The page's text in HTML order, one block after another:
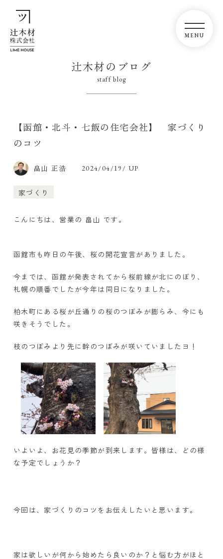
辻木材のブログ
staff blog
【函館・北斗・七飯の住宅会社】 家づくり
のコツ
畠山 正浩 2024/04/19/ UP
家づくり
こんにちは、営業の 畠山 です。
函館市も昨日の午後、桜の開花宣言がありました。
今までは、函館が発表されてから桜前線が北にのぼり、
札幌の順番でしたが今年は同日になりました。
柏木町にある桜が丘通りの桜のつぼみが膨らみ、今にも
咲きそうでした。
枝のつぼみより先に幹のつぼみが咲いていましたヨ！
いよいよ、お花見の季節が到来します。皆様は、どの様
な予定でしょうか？
今回は、家づくりのコツをお伝えしたいと思います。
家は欲しいが何から始めたら良いのか？と悩む方がほと